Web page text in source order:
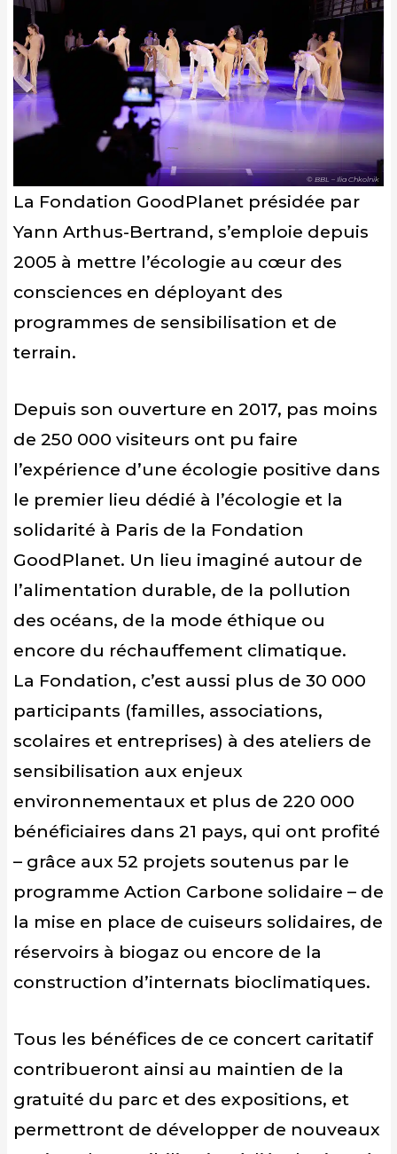
© BBL – Ilia Chkolnik
La Fondation GoodPlanet présidée par
Yann Arthus-Bertrand, s’emploie depuis
2005 à mettre l’écologie au cœur des
consciences en déployant des
programmes de sensibilisation et de
terrain.
Depuis son ouverture en 2017, pas moins
de 250 000 visiteurs ont pu faire
l’expérience d’une écologie positive dans
le premier lieu dédié à l’écologie et la
solidarité à Paris de la Fondation
GoodPlanet. Un lieu imaginé autour de
l’alimentation durable, de la pollution
des océans, de la mode éthique ou
encore du réchauffement climatique.
La Fondation, c’est aussi plus de 30 000
participants (familles, associations,
scolaires et entreprises) à des ateliers de
sensibilisation aux enjeux
environnementaux et plus de 220 000
bénéficiaires dans 21 pays, qui ont profité
– grâce aux 52 projets soutenus par le
programme Action Carbone solidaire – de
la mise en place de cuiseurs solidaires, de
réservoirs à biogaz ou encore de la
construction d’internats bioclimatiques.
Tous les bénéfices de ce concert caritatif
contribueront ainsi au maintien de la
gratuité du parc et des expositions, et
permettront de développer de nouveaux